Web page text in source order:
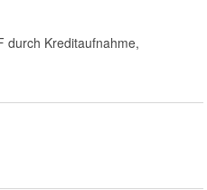
durch Kreditaufnahme,